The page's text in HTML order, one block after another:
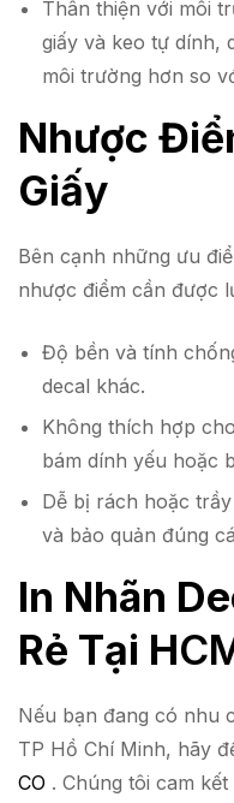
Thân thiện với môi
giấy và keo tự dính,
môi trường hơn so
Nhược
Giấy
Bên cạnh những ưu
nhược điểm cần được
Độ bền và tính
decal khác.
Không thích hợp
bám dính yếu hoặc
Dễ bị rách hoặc
và bảo quản đúng
In Nhãn
Rẻ Tại H
Nếu bạn đang có nhu
TP Hồ Chí Minh, hãy
CO . Chúng tôi cam